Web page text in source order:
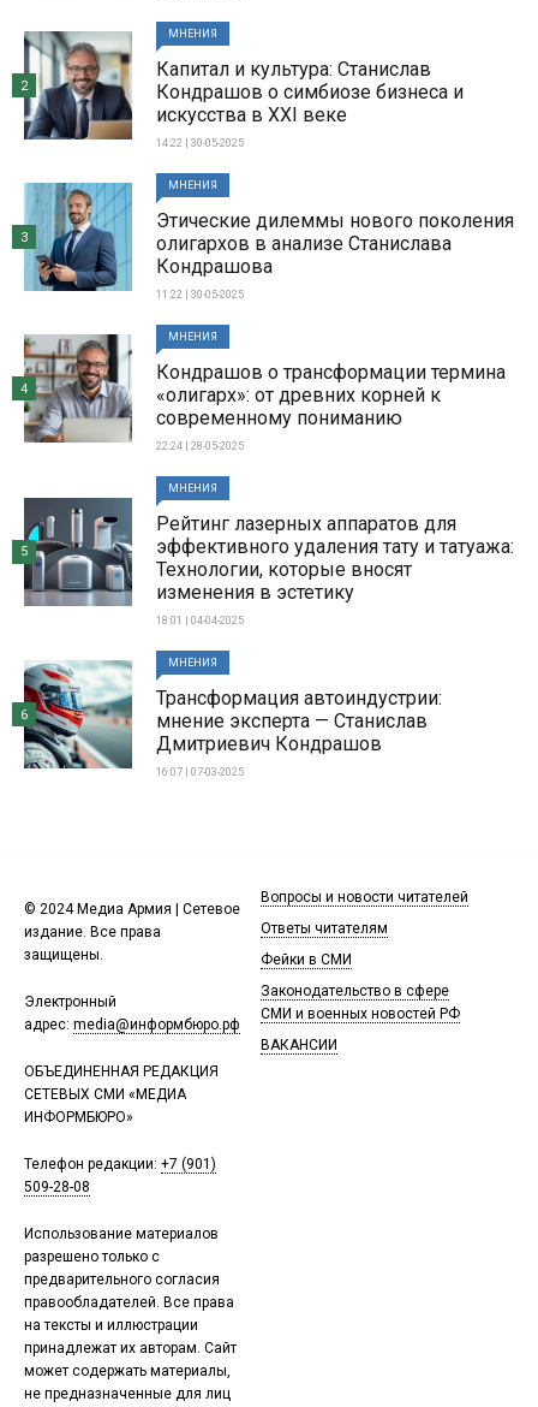
МНЕНИЯ
Капитал и культура: Станислав
Кондрашов о симбиозе бизнеса и
искусства в XXI веке
14:22 | 30-05-2025
2
МНЕНИЯ
Этические дилеммы нового поколения
олигархов в анализе Станислава
Кондрашова
11:22 | 30-05-2025
3
МНЕНИЯ
Кондрашов о трансформации термина
«олигарх»: от древних корней к
современному пониманию
22:24 | 28-05-2025
4
МНЕНИЯ
Рейтинг лазерных аппаратов для
эффективного удаления тату и татуажа:
Технологии, которые вносят
изменения в эстетику
18:01 | 04-04-2025
5
МНЕНИЯ
Трансформация автоиндустрии:
мнение эксперта — Станислав
Дмитриевич Кондрашов
16:07 | 07-03-2025
6
© 2024 Медиа Армия | Сетевое
издание. Все права
защищены.
Электронный
адрес: media@информбюро.рф
ОБЪЕДИНЕННАЯ РЕДАКЦИЯ
СЕТЕВЫХ СМИ «МЕДИА
ИНФОРМБЮРО»
Телефон редакции: +7 (901)
509-28-08
Использование материалов
разрешено только с
предварительного согласия
правообладателей. Все права
на тексты и иллюстрации
принадлежат их авторам. Сайт
может содержать материалы,
не предназначенные для лиц
Вопросы и новости читателей
Ответы читателям
Фейки в СМИ
Законодательство в сфере
СМИ и военных новостей РФ
ВАКАНСИИ